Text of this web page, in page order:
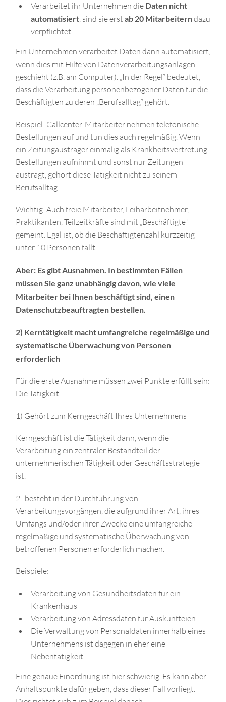
Verarbeitet ihr Unternehmen die Daten nicht
automatisiert, sind sie erst ab 20 Mitarbeiterndazu
verpflichtet.
Ein Unternehmen verarbeitet Daten dann automatisiert,
wenn dies mit Hilfe von Datenverarbeitungsanlagen
geschieht (z.B. am Computer). „In der Regel“ bedeutet,
dass die Verarbeitung personenbezogener Daten für die
Beschäftigten zu deren „Berufsalltag“ gehört.
Beispiel: Callcenter-Mitarbeiter nehmen telefonische
Bestellungen auf und tun dies auch regelmäßig. Wenn
ein Zeitungausträger einmalig als Krankheitsvertretung
Bestellungen aufnimmt und sonst nur Zeitungen
austrägt, gehört diese Tätigkeit nicht zu seinem
Berufsalltag.
Wichtig: Auch freie Mitarbeiter, Leiharbeitnehmer,
Praktikanten, Teilzeitkräfte sind mit „Beschäftigte“
gemeint. Egal ist, ob die Beschäftigtenzahl kurzzeitig
unter 10 Personen fällt.
Aber: Es gibt Ausnahmen. In bestimmten Fällen
müssen Sie ganz unabhängig davon, wie viele
Mitarbeiter bei Ihnen beschäftigt sind, einen
Datenschutzbeauftragten bestellen.
2) Kerntätigkeit macht umfangreiche regelmäßige und
systematische Überwachung von Personen
erforderlich
Für die erste Ausnahme müssen zwei Punkte erfüllt sein:
Die Tätigkeit
1) Gehört zum Kerngeschäft Ihres Unternehmens
Kerngeschäft ist die Tätigkeit dann, wenn die
Verarbeitung ein zentraler Bestandteil der
unternehmerischen Tätigkeit oder Geschäftsstrategie
ist.
2. besteht in der Durchführung von
Verarbeitungsvorgängen, die aufgrund ihrer Art, ihres
Umfangs und/oder ihrer Zwecke eine umfangreiche
regelmäßige und systematische Überwachung von
betroffenen Personen erforderlich machen.
Beispiele:
Verarbeitung von Gesundheitsdaten für ein
Krankenhaus
Verarbeitung von Adressdaten für Auskunfteien
Die Verwaltung von Personaldaten innerhalb eines
Unternehmens ist dagegen in eher eine
Nebentätigkeit.
Eine genaue Einordnung ist hier schwierig. Es kann aber
Anhaltspunkte dafür geben, dass dieser Fall vorliegt.